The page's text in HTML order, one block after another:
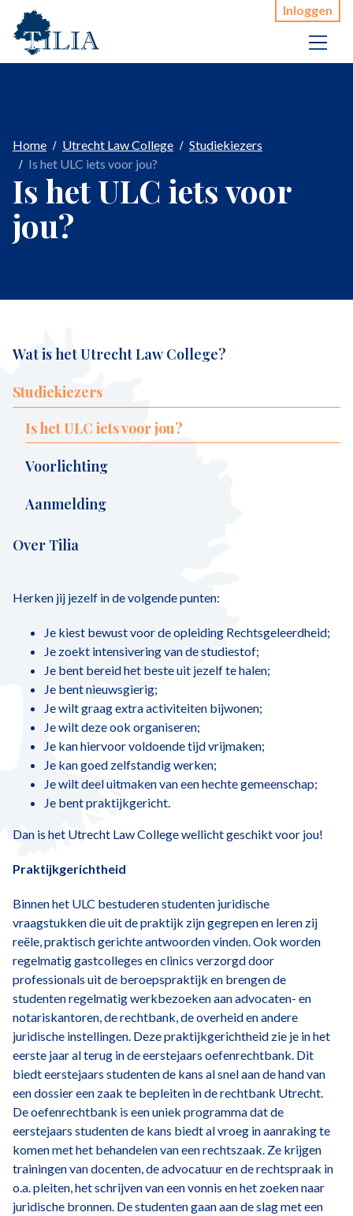
Inloggen
Home Utrecht Law College
Studiekiezers
Is het ULC iets voor jou?
Is het ULC iets voor
jou?
Wat is het Utrecht Law College?
Studiekiezers
Is het ULC iets voor jou?
Voorlichting
Aanmelding
Over Tilia
Herken jij jezelf in de volgende punten:
Je kiest bewust voor de opleiding Rechtsgeleerdheid;
Je zoekt intensivering van de studiestof;
Je bent bereid het beste uit jezelf te halen;
Je bent nieuwsgierig;
Je wilt graag extra activiteiten bijwonen;
Je wilt deze ook organiseren;
Je kan hiervoor voldoende tijd vrijmaken;
Je kan goed zelfstandig werken;
Je wilt deel uitmaken van een hechte gemeenschap;
Je bent praktijkgericht.
Dan is het Utrecht Law College wellicht geschikt voor jou!
Praktijkgerichtheid
Binnen het ULC bestuderen studenten juridische
vraagstukken die uit de praktijk zijn gegrepen en leren zij
reële, praktisch gerichte antwoorden vinden. Ook worden
regelmatig gastcolleges en clinics verzorgd door
professionals uit de beroepspraktijk en brengen de
studenten regelmatig werkbezoeken aan advocaten- en
notariskantoren, de rechtbank, de overheid en andere
juridische instellingen. Deze praktijkgerichtheid zie je in het
eerste jaar al terug in de eerstejaars oefenrechtbank. Dit
biedt eerstejaars studenten de kans al snel aan de hand van
een dossier een zaak te bepleiten in de rechtbank Utrecht.
De oefenrechtbank is een uniek programma dat de
eerstejaars studenten de kans biedt al vroeg in aanraking te
komen met het behandelen van een rechtszaak. Ze krijgen
trainingen van docenten, de advocatuur en de rechtspraak in
o.a. pleiten, het schrijven van een vonnis en het zoeken naar
juridische bronnen. De studenten gaan aan de slag met een